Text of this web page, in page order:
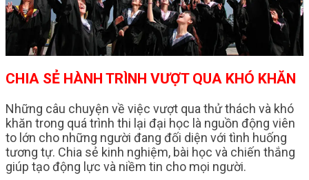
CHIA SẺ HÀNH TRÌNH VƯỢT QUA KHÓ KHĂN
Những câu chuyện về việc vượt qua thử thách và khó
khăn trong quá trình thi lại đại học là nguồn động viên
to lớn cho những người đang đối diện với tình huống
tương tự. Chia sẻ kinh nghiệm, bài học và chiến thắng
giúp tạo động lực và niềm tin cho mọi người.